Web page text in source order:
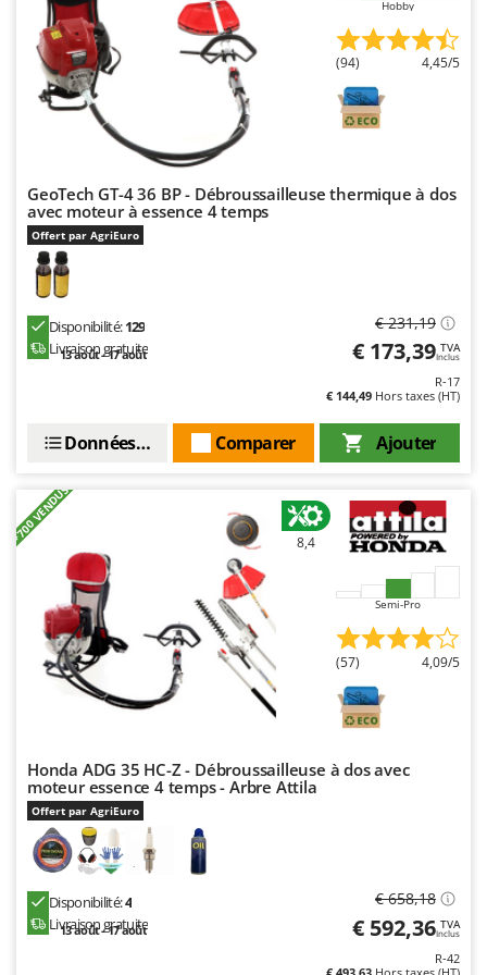
Resto Italia
Ribimex
Ripartrak
Ritter
River Systems
Rossofuoco
Rover Pompe
Royal Food
Ryobi
S
Sbaraglia
Seven Italy
Silky
Simatech
Sirman
Skil
Smartwood
Snapper
Solidur
Spice Electronics
Spiralmac
Spyro
Hobby
(94) 4,45/5
GeoTech GT-4 36 BP - Débroussailleuse thermique à dos
avec moteur à essence 4 temps
Offert par AgriEuro
Disponibilité:129
Livraison gratuite
13 août - 17 août
€ 231,19
€ 173,39 TVA
Inclus
R-17
€ 144,49 Hors taxes (HT)
Ajouter
Comparer
Données techniques
+700 VENDUS 8,4
Semi-Pro
(57) 4,09/5
Honda ADG 35 HC-Z - Débroussailleuse à dos avec
moteur essence 4 temps - Arbre Attila
Offert par AgriEuro
Disponibilité:4
Livraison gratuite
13 août - 17 août
€ 658,18
€ 592,36 TVA
Inclus
R-42